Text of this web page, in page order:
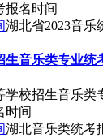
湖北省2023音乐
生音乐类专业统
学校招生音乐类
湖北音乐类统考